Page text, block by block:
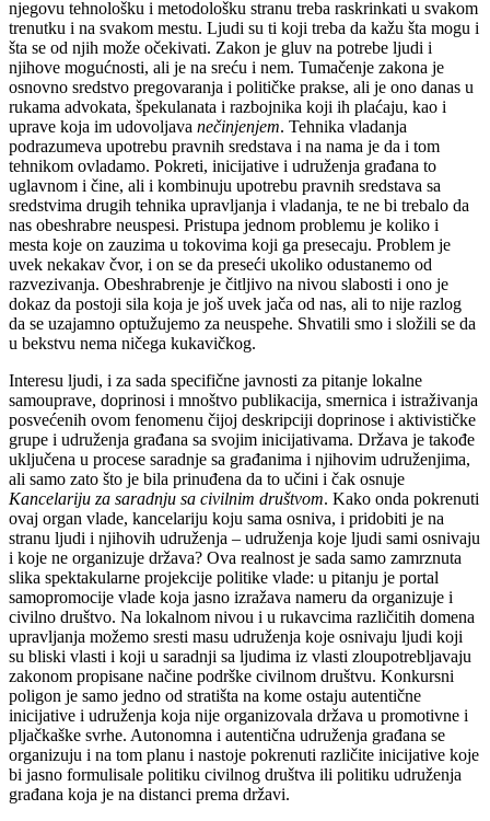
njegovu tehnološku i metodološku stranu treba raskrinkati u svakom
trenutku i na svakom mestu. Ljudi su ti koji treba da kažu šta mogu i
šta se od njih može očekivati. Zakon je gluv na potrebe ljudi i
njihove mogućnosti, ali je na sreću i nem. Tumačenje zakona je
osnovno sredstvo pregovaranja i političke prakse, ali je ono danas u
rukama advokata, špekulanata i razbojnika koji ih plaćaju, kao i
uprave koja im udovoljava nečinjenjem. Tehnika vladanja
podrazumeva upotrebu pravnih sredstava i na nama je da i tom
tehnikom ovladamo. Pokreti, inicijative i udruženja građana to
uglavnom i čine, ali i kombinuju upotrebu pravnih sredstava sa
sredstvima drugih tehnika upravljanja i vladanja, te ne bi trebalo da
nas obeshrabre neuspesi. Pristupa jednom problemu je koliko i
mesta koje on zauzima u tokovima koji ga presecaju. Problem je
uvek nekakav čvor, i on se da preseći ukoliko odustanemo od
razvezivanja. Obeshrabrenje je čitljivo na nivou slabosti i ono je
dokaz da postoji sila koja je još uvek jača od nas, ali to nije razlog
da se uzajamno optužujemo za neuspehe. Shvatili smo i složili se da
u bekstvu nema ničega kukavičkog.
Interesu ljudi, i za sada specifične javnosti za pitanje lokalne
samouprave, doprinosi i mnoštvo publikacija, smernica i istraživanja
posvećenih ovom fenomenu čijoj deskripciji doprinose i aktivističke
grupe i udruženja građana sa svojim inicijativama. Država je takođe
uključena u procese saradnje sa građanima i njihovim udruženjima,
ali samo zato što je bila prinuđena da to učini i čak osnuje
Kancelariju za saradnju sa civilnim društvom. Kako onda pokrenuti
ovaj organ vlade, kancelariju koju sama osniva, i pridobiti je na
stranu ljudi i njihovih udruženja – udruženja koje ljudi sami osnivaju
i koje ne organizuje država? Ova realnost je sada samo zamrznuta
slika spektakularne projekcije politike vlade: u pitanju je portal
samopromocije vlade koja jasno izražava nameru da organizuje i
civilno društvo. Na lokalnom nivou i u rukavcima različitih domena
upravljanja možemo sresti masu udruženja koje osnivaju ljudi koji
su bliski vlasti i koji u saradnji sa ljudima iz vlasti zloupotrebljavaju
zakonom propisane načine podrške civilnom društvu. Konkursni
poligon je samo jedno od stratišta na kome ostaju autentične
inicijative i udruženja koja nije organizovala država u promotivne i
pljačkaške svrhe. Autonomna i autentična udruženja građana se
organizuju i na tom planu i nastoje pokrenuti različite inicijative koje
bi jasno formulisale politiku civilnog društva ili politiku udruženja
građana koja je na distanci prema državi.